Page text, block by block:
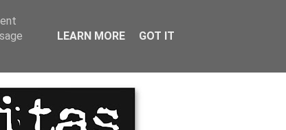
LEARN MORE GOT IT